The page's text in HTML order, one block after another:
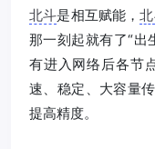
北斗是相互赋能，
那一刻起就有了“出
有进入网络后各节
速、稳定、大容量
提高精度。